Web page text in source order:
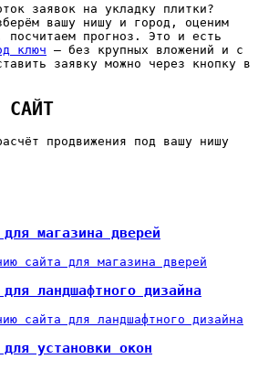
заявок на укладку плитки?
вашу нишу и город, оценим
посчитаем прогноз. Это и есть
ключ — без крупных вложений и с
заявку можно через кнопку в
САЙТ
продвижения под вашу нишу
магазина дверей
сайта для магазина дверей
ландшафтного дизайна
сайта для ландшафтного дизайна
установки окон